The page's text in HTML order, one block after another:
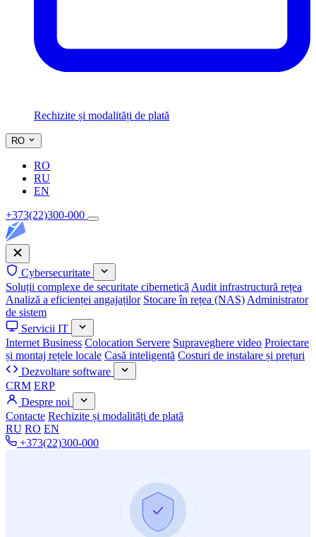
Rechizite și modalități de plată
RO
RO
RU
EN
+373(22)300-000
Cybersecuritate
Soluții complexe de securitate cibernetică Audit infrastructură rețea
Analiză a eficienței angajaților Stocare în rețea (NAS) Administrator
de sistem
Servicii IT
Internet Business Colocation Servere Supraveghere video Proiectare
și montaj rețele locale Casă inteligentă Costuri de instalare și prețuri
Dezvoltare software
CRM ERP
Despre noi
Contacte Rechizite și modalități de plată
RU RO EN
+373(22)300-000